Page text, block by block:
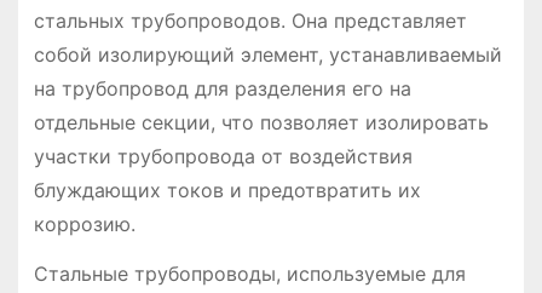
стальных трубопроводов. Она представляет
собой изолирующий элемент, устанавливаемый
на трубопровод для разделения его на
отдельные секции, что позволяет изолировать
участки трубопровода от воздействия
блуждающих токов и предотвратить их
коррозию.
Стальные трубопроводы, используемые для